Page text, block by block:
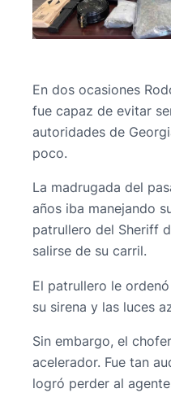
En dos ocasiones
fue capaz de evitar
autoridades de
poco.
La madrugada del
años iba manejando
patrullero del Sheriff
salirse de su carril.
El patrullero le
su sirena y las luces
Sin embargo, el
acelerador. Fue tan
logró perder al